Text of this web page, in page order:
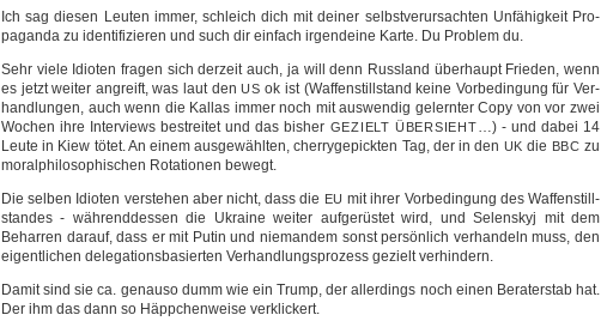
Ich sag die­sen Leu­ten immer, schleich dich mit dei­ner selbst­ver­ur­sach­ten Unfä­hig­keit Pro­
pa­gan­da zu iden­ti­fi­zie­ren und such dir ein­fach irgend­ei­ne Kar­te. Du Pro­blem du.
Sehr vie­le Idio­ten fra­gen sich der­zeit auch, ja will denn Russ­land über­haupt Frie­den, wenn
es jetzt wei­ter angreift, was laut denUS ok ist (Waf­fen­still­stand kei­ne Vor­be­din­gung für Ver­
hand­lun­gen, auch wenn die Kal­las immer noch mit aus­wen­dig gelern­ter Copy von vor zwei
Wochen ihre Inter­views bestrei­tet und das bis­her GEZIELT ÜBERSIEHT…) - und dabei 14
Leu­te in Kiew tötet. An einem aus­ge­wähl­ten, cher­ry­ge­pick­ten Tag, der in den UK die BBC zu
moral­phi­lo­so­phi­schen Rota­tio­nen bewegt.
Die sel­ben Idio­ten ver­ste­hen aber nicht, dass die EU mit ihrer Vor­be­din­gung des Waf­fen­still­
stan­des - wäh­rend­des­sen die Ukrai­ne wei­ter auf­ge­rüs­tet wird, und Selen­skyj mit dem
Behar­ren dar­auf, dass er mit Putin und nie­man­dem sonst per­sön­lich ver­han­deln muss, den
eigent­li­chen dele­ga­ti­ons­ba­sier­ten Ver­hand­lungs­pro­zess gezielt verhindern.
Damit sind sie ca. genau­so dumm wie ein Trump, der aller­dings noch einen Bera­ter­stab hat.
Der ihm das dann so Häpp­chen­wei­se verklickert.